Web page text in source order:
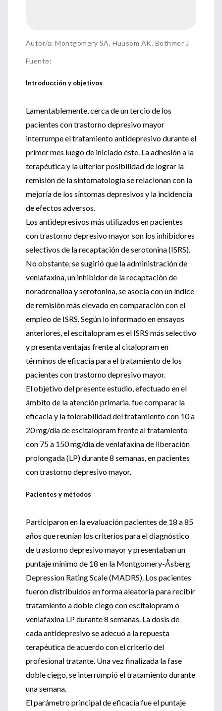
Autor/a: Montgomery SA, Huusom AK, Bothmer J
Fuente:
Introducción y objetivos
Lamentablemente, cerca de un tercio de los
pacientes con trastorno depresivo mayor
interrumpe el tratamiento antidepresivo durante el
primer mes luego de iniciado éste. La adhesión a la
terapéutica y la ulterior posibilidad de lograr la
remisión de la sintomatología se relacionan con la
mejoría de los síntomas depresivos y la incidencia
de efectos adversos.
Los antidepresivos más utilizados en pacientes
con trastorno depresivo mayor son los inhibidores
selectivos de la recaptación de serotonina (ISRS).
No obstante, se sugirió que la administración de
venlafaxina, un inhibidor de la recaptación de
noradrenalina y serotonina, se asocia con un índice
de remisión más elevado en comparación con el
empleo de ISRS. Según lo informado en ensayos
anteriores, el escitalopram es el ISRS más selectivo
y presenta ventajas frente al citalopram en
términos de eficacia para el tratamiento de los
pacientes con trastorno depresivo mayor.
El objetivo del presente estudio, efectuado en el
ámbito de la atención primaria, fue comparar la
eficacia y la tolerabilidad del tratamiento con 10 a
20 mg/día de escitalopram frente al tratamiento
con 75 a 150 mg/día de venlafaxina de liberación
prolongada (LP) durante 8 semanas, en pacientes
con trastorno depresivo mayor.
Pacientes y métodos
Participaron en la evaluación pacientes de 18 a 85
años que reunían los criterios para el diagnóstico
de trastorno depresivo mayor y presentaban un
puntaje mínimo de 18 en la Montgomery-Åsberg
Depression Rating Scale (MADRS). Los pacientes
fueron distribuidos en forma aleatoria para recibir
tratamiento a doble ciego con escitalopram o
venlafaxina LP durante 8 semanas. La dosis de
cada antidepresivo se adecuó a la repuesta
terapéutica de acuerdo con el criterio del
profesional tratante. Una vez finalizada la fase
doble ciego, se interrumpió el tratamiento durante
una semana.
El parámetro principal de eficacia fue el puntaje